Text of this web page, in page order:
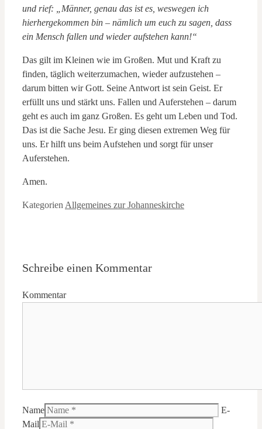
und rief: „Männer, genau das ist es, weswegen ich
hierhergekommen bin – nämlich um euch zu sagen, dass
ein Mensch fallen und wieder aufstehen kann!“
Das gilt im Kleinen wie im Großen. Mut und Kraft zu
finden, täglich weiterzumachen, wieder aufzustehen –
darum bitten wir Gott. Seine Antwort ist sein Geist. Er
erfüllt uns und stärkt uns. Fallen und Auferstehen – darum
geht es auch im ganz Großen. Es geht um Leben und Tod.
Das ist die Sache Jesu. Er ging diesen extremen Weg für
uns. Er hilft uns beim Aufstehen und sorgt für unser
Auferstehen.
Amen.
KategorienAllgemeines zur Johanneskirche
Schreibe einen Kommentar
Kommentar
Name
E-
Mail